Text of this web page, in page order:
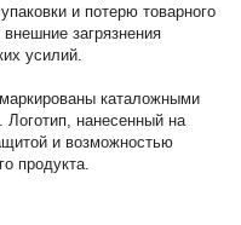
и потерю товарного
загрязнения
усилий.
каталожными
нанесенный на
и возможностью
продукта.